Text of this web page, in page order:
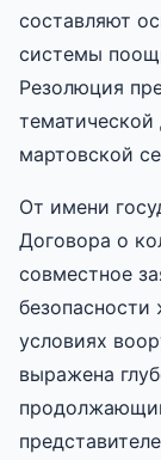
составляют
системы
Резолюция
тематической
мартовской
От имени
Договора о
совместное
условиях
выражена